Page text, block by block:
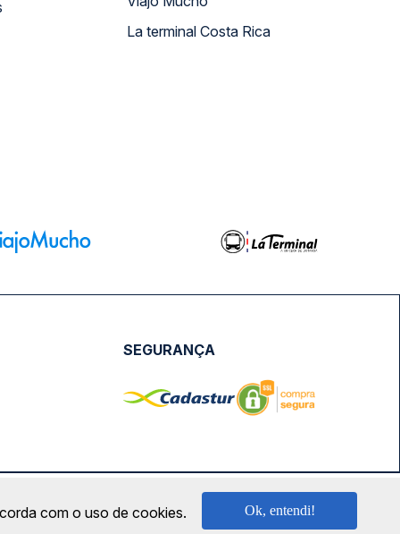
La terminal Costa Rica
SEGURANÇA
0001-57 | saconibus@queropassagem.com.br
com o uso de cookies. Ok, entendi!